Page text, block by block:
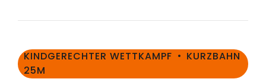
KINDGERECHTER WETTKAMPF
KURZBAHN
25M